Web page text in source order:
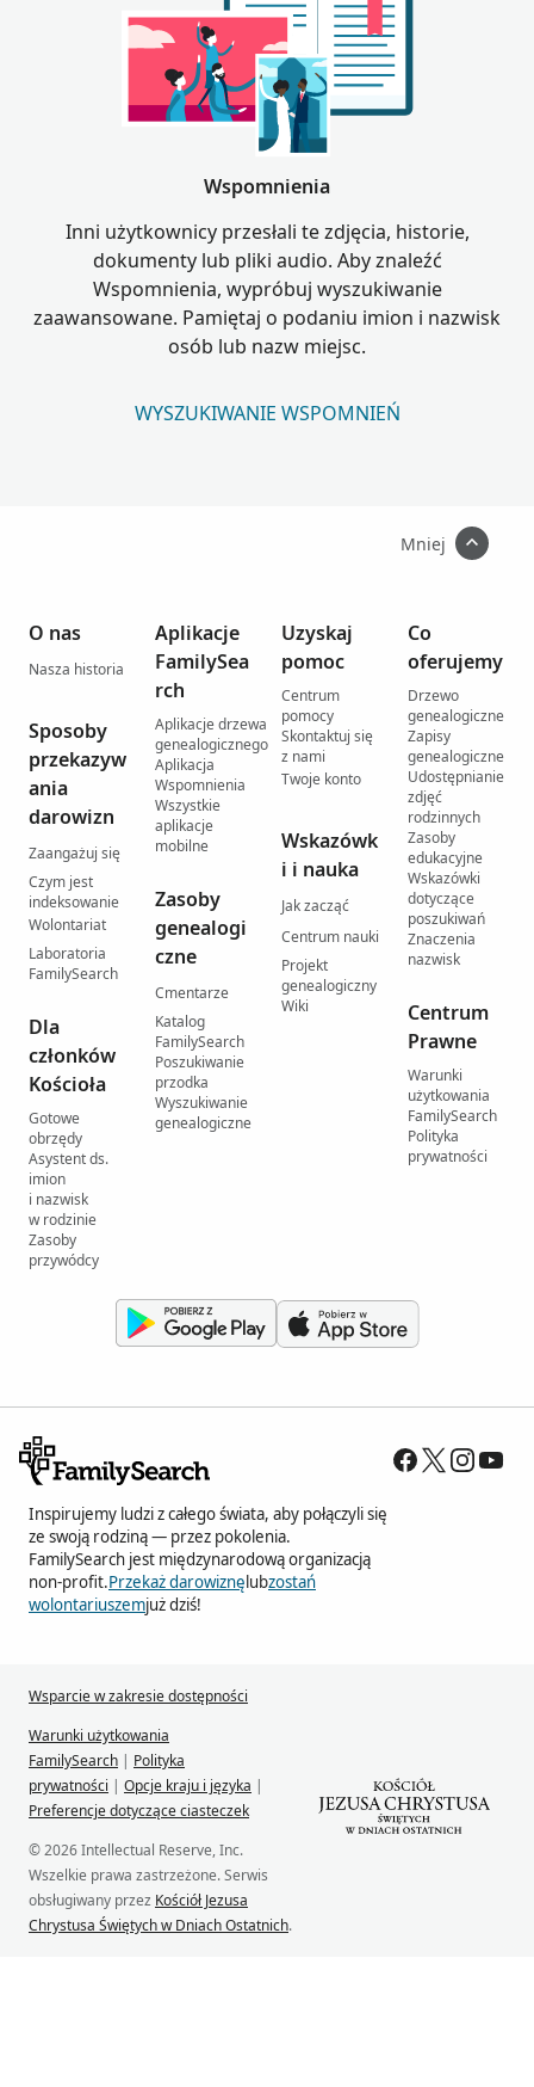
Wspomnienia
Inni użytkownicy przesłali te zdjęcia, historie,
dokumenty lub pliki audio. Aby znaleźć
Wspomnienia, wypróbuj wyszukiwanie
zaawansowane. Pamiętaj o podaniu imion i nazwisk
osób lub nazw miejsc.
WYSZUKIWANIE WSPOMNIEŃ
Mniej
O nas
Nasza historia
Sposoby
przekazyw
ania
darowizn
Zaangażuj się
Czym jest
indeksowanie
Wolontariat
Laboratoria
FamilySearch
Dla
członków
Kościoła
Gotowe
obrzędy
Asystent ds.
imion
i nazwisk
w rodzinie
Zasoby
przywódcy
Aplikacje
FamilySea
rch
Aplikacje drzewa
genealogicznego
Aplikacja
Wspomnienia
Wszystkie
aplikacje
mobilne
Zasoby
genealogi
czne
Cmentarze
Katalog
FamilySearch
Poszukiwanie
przodka
Wyszukiwanie
genealogiczne
Uzyskaj
pomoc
Centrum
pomocy
Skontaktuj się
z nami
Twoje konto
Wskazówk
i i nauka
Jak zacząć
Centrum nauki
Projekt
genealogiczny
Wiki
Co
oferujemy
Drzewo
genealogiczne
Zapisy
genealogiczne
Udostępnianie
zdjęć
rodzinnych
Zasoby
edukacyjne
Wskazówki
dotyczące
poszukiwań
Znaczenia
nazwisk
Centrum
Prawne
Warunki
użytkowania
FamilySearch
Polityka
prywatności
Inspirujemy ludzi z całego świata, aby połączyli się
ze swoją rodziną — przez pokolenia.
FamilySearch jest międzynarodową organizacją
non-profit.Przekaż darowiznę lubzostań
wolontariuszemjuż dziś!
Wsparcie w zakresie dostępności
Warunki użytkowania
FamilySearch | Polityka
prywatności | Opcje kraju i języka |
Preferencje dotyczące ciasteczek
© 2026 Intellectual Reserve, Inc.
Wszelkie prawa zastrzeżone. Serwis
obsługiwany przez Kościół Jezusa
Chrystusa Świętych w Dniach Ostatnich.